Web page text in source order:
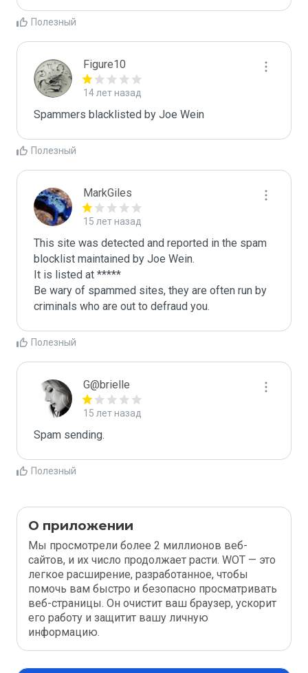
Полезный
Figure10
14 лет назад
Spammers blacklisted by Joe Wein
Полезный
MarkGiles
15 лет назад
This site was detected and reported in the spam
blocklist maintained by Joe Wein.
It is listed at *****
Be wary of spammed sites, they are often run by
criminals who are out to defraud you.
Полезный
G@brielle
15 лет назад
Spam sending.
Полезный
О приложении
Мы просмотрели более 2 миллионов веб-
сайтов, и их число продолжает расти. WOT — это
легкое расширение, разработанное, чтобы
помочь вам быстро и безопасно просматривать
веб-страницы. Он очистит ваш браузер, ускорит
его работу и защитит вашу личную
информацию.